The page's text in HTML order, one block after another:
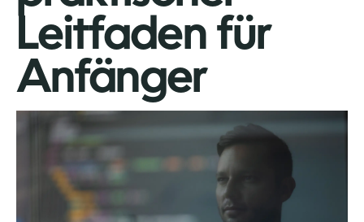
Leitfaden für
Anfänger